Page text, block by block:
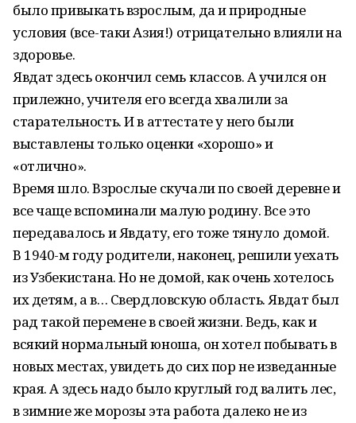
было привыкать взрослым, да и природные
условия (все-таки Азия!) отрицательно влияли на
здоровье.
Явдат здесь окончил семь классов. А учился он
прилежно, учителя его всегда хвалили за
старательность. И в аттестате у него были
выставлены только оценки «хорошо» и
«отлично».
Время шло. Взрослые скучали по своей деревне и
все чаще вспоминали малую родину. Все это
передавалось и Явдату, его тоже тянуло домой.
В 1940-м году родители, наконец, решили уехать
из Узбекистана. Но не домой, как очень хотелось
их детям, а в… Свердловскую область. Явдат был
рад такой перемене в своей жизни. Ведь, как и
всякий нормальный юноша, он хотел побывать в
новых местах, увидеть до сих пор не изведанные
края. А здесь надо было круглый год валить лес,
в зимние же морозы эта работа далеко не из